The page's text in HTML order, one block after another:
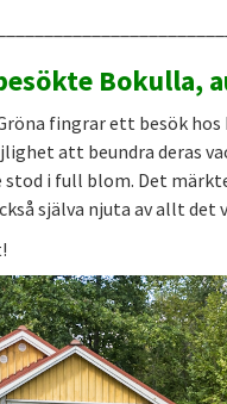
Bokulla,
fingrar ett besök hos
att beundra deras
stod i full blom. Det
själva njuta av allt det